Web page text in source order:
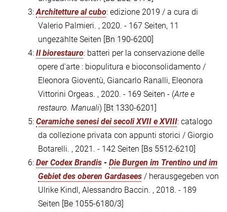
3:Architetture al cubo: edizione 2019 / a cura di
Valerio Palmieri. , 2020. - 167 Seiten, 11
ungezählte Seiten [Bn 190-6200]
4: Il biorestauro: batteri per la conservazione delle
opere d'arte : biopulitura e bioconsolidamento /
Eleonora Gioventù, Giancarlo Ranalli, Eleonora
Vittorini Orgeas. , 2020. - 169 Seiten - (Arte e
restauro. Manuali) [Bt 1330-6201]
5: Ceramiche senesi dei secoli XVII e XVIII: catalogo
da collezione privata con appunti storici / Giorgio
Botarelli. , 2021. - 142 Seiten [Bs 5512-6210]
6: Der Codex Brandis - Die Burgen im Trentino und im
Gebiet des oberen Gardasees / herausgegeben von
Ulrike Kindl, Alessandro Baccin. , 2018. - 189
Seiten [Be 1055-6180/3]